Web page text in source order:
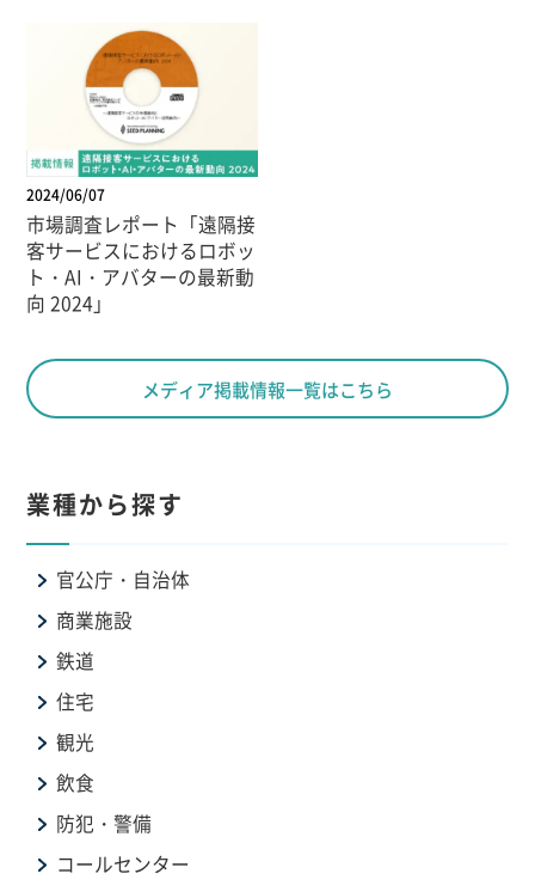
2024/06/07
市場調査レポート「遠隔接
客サービスにおけるロボッ
ト・AI・アバターの最新動
向 2024」
メディア掲載情報一覧はこちら
業種から探す
官公庁・自治体
商業施設
鉄道
住宅
観光
飲食
防犯・警備
コールセンター